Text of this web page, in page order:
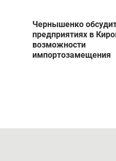
Чернышенко
предприятиях в
возможности
импортозамещения